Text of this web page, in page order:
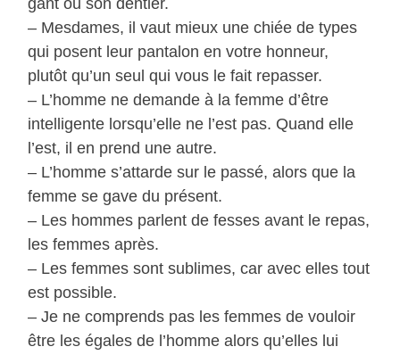
gant ou son dentier.
– Mesdames, il vaut mieux une chiée de types
qui posent leur pantalon en votre honneur,
plutôt qu’un seul qui vous le fait repasser.
– L’homme ne demande à la femme d’être
intelligente lorsqu’elle ne l’est pas. Quand elle
l’est, il en prend une autre.
– L’homme s’attarde sur le passé, alors que la
femme se gave du présent.
– Les hommes parlent de fesses avant le repas,
les femmes après.
– Les femmes sont sublimes, car avec elles tout
est possible.
– Je ne comprends pas les femmes de vouloir
être les égales de l’homme alors qu’elles lui